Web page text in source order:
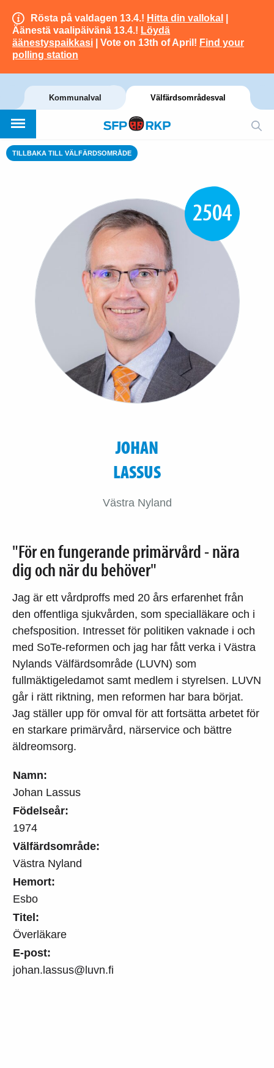
Rösta på valdagen 13.4.! Hitta din vallokal
Äänestä vaalipäivänä 13.4.! Löydä
äänestyspaikkasi | Vote on 13th of April! Find your
polling station
Kommunalval Välfärdsområdesval
TILLBAKA TILL VÄLFÄRDSOMRÅDE
Namn:
Johan Lassus
Födelseår:
1974
Välfärdsområde:
Västra Nyland
Hemort:
Esbo
Titel:
Överläkare
E-post:
johan.lassus@luvn.fi
2504
JOHAN
LASSUS
Västra Nyland
"För en fungerande primärvård - nära
dig och när du behöver"
Jag är ett vårdproffs med 20 års erfarenhet från
den offentliga sjukvården, som specialläkare och i
chefsposition. Intresset för politiken vaknade i och
med SoTe-reformen och jag har fått verka i Västra
Nylands Välfärdsområde (LUVN) som
fullmäktigeledamot samt medlem i styrelsen. LUVN
går i rätt riktning, men reformen har bara börjat.
Jag ställer upp för omval för att fortsätta arbetet för
en starkare primärvård, närservice och bättre
äldreomsorg.